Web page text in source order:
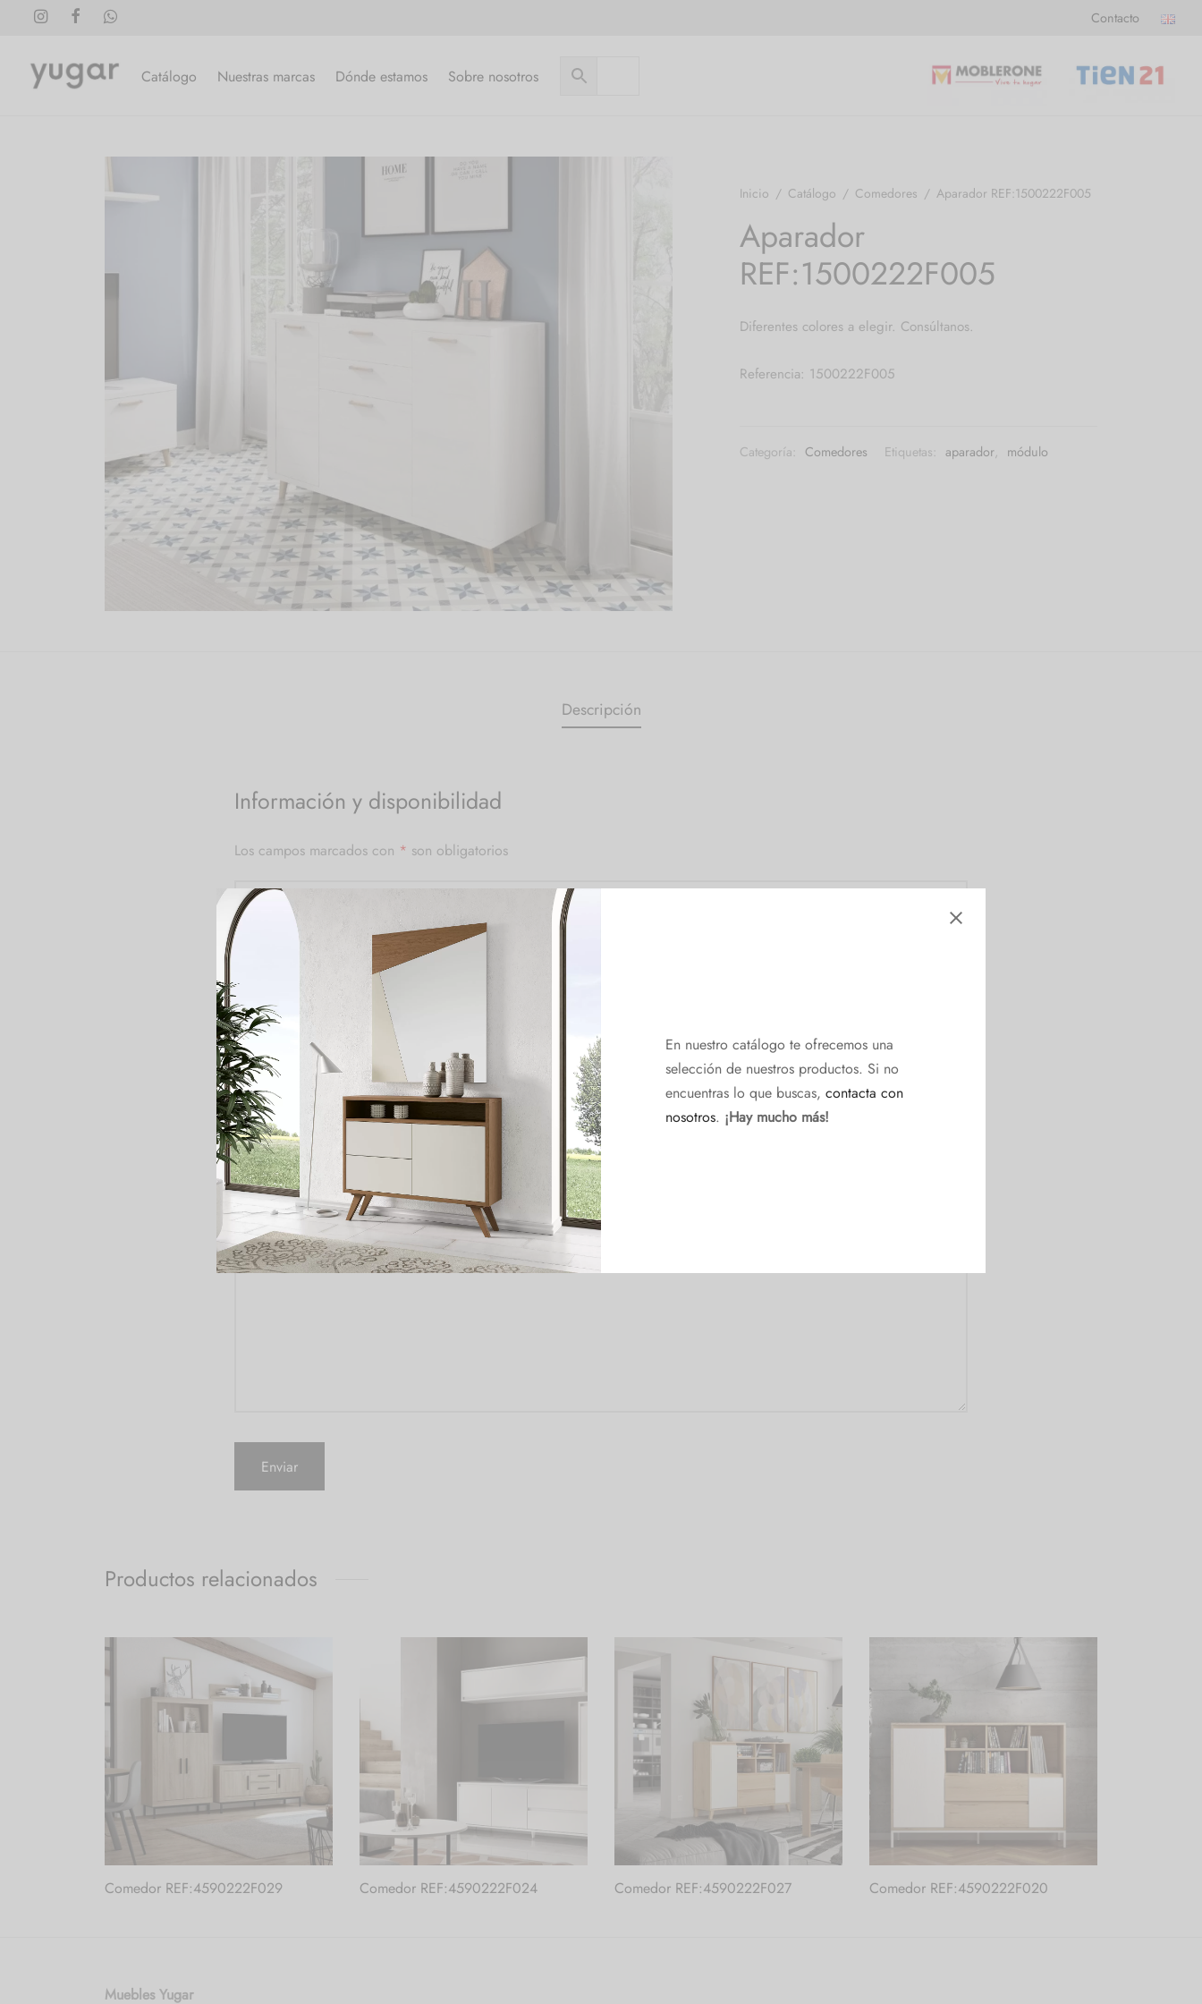
En nuestro catálogo te ofrecemos una
selección de nuestros productos. Si no
encuentras lo que buscas, contacta con
nosotros. ¡Hay mucho más!
Contacto
Catálogo Nuestras marcas Dónde estamos Sobre nosotros
Inicio / Catálogo / Comedores / Aparador REF:1500222F005
Aparador
REF:1500222F005
Diferentes colores a elegir. Consúltanos.
Referencia: 1500222F005
Categoría: Comedores Etiquetas: aparador, módulo
Descripción
Información y disponibilidad
Los campos marcados con * son obligatorios
Nombre y apellidos
Teléfono
Código postal
Referencia del producto
Consulta*
Productos relacionados
Comedor REF:4590222F029 Comedor REF:4590222F024 Comedor REF:4590222F027 Comedor REF:4590222F020
Muebles Yugar